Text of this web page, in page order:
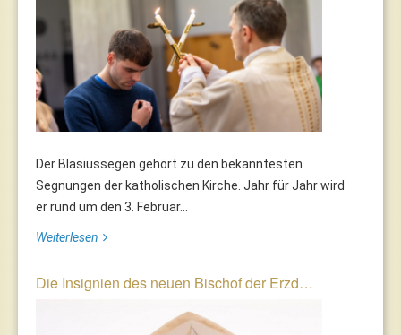
Der Blasiussegen gehört zu den bekanntesten
Segnungen der katholischen Kirche. Jahr für Jahr wird
er rund um den 3. Februar...
Weiterlesen
Die Insignien des neuen Bischof der Erzd…